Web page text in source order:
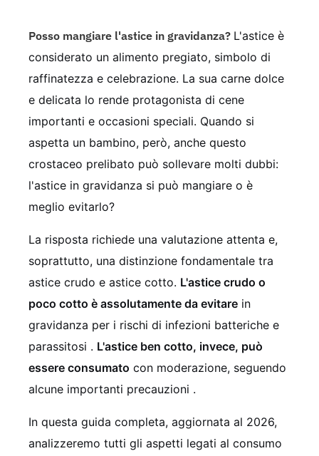
Posso mangiare l'astice in gravidanza? L'astice è
considerato un alimento pregiato, simbolo di
raffinatezza e celebrazione. La sua carne dolce
e delicata lo rende protagonista di cene
importanti e occasioni speciali. Quando si
aspetta un bambino, però, anche questo
crostaceo prelibato può sollevare molti dubbi:
l'astice in gravidanza si può mangiare o è
meglio evitarlo?
La risposta richiede una valutazione attenta e,
soprattutto, una distinzione fondamentale tra
astice crudo e astice cotto. L'astice crudo o
poco cotto è assolutamente da evitare in
gravidanza per i rischi di infezioni batteriche e
parassitosi . L'astice ben cotto, invece, può
essere consumato con moderazione, seguendo
alcune importanti precauzioni .
In questa guida completa, aggiornata al 2026,
analizzeremo tutti gli aspetti legati al consumo